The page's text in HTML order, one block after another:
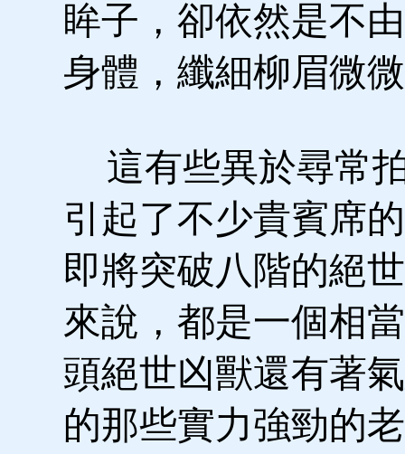
眸子，卻依然是不
身體，纖細柳眉微
這有些異於尋常
引起了不少貴賓席
即將突破八階的絕
來說，都是一個相
頭絕世凶獸還有著
的那些實力強勁的